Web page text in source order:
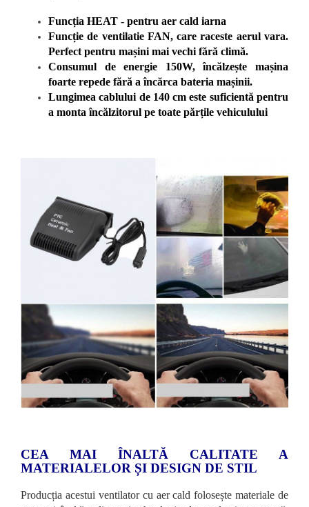
Funcția HEAT - pentru aer cald iarna
Funcție de ventilatie FAN, care raceste aerul vara.
Perfect pentru mașini mai vechi fără climă.
Consumul de energie 150W, încălzește mașina
foarte repede fără a încărca bateria mașinii.
Lungimea cablului de 140 cm este suficientă pentru
a monta încălzitorul pe toate părțile vehiculului
CEA MAI ÎNALTĂ CALITATE A
MATERIALELOR ȘI DESIGN DE STIL
Producția acestui ventilator cu aer cald folosește materiale de